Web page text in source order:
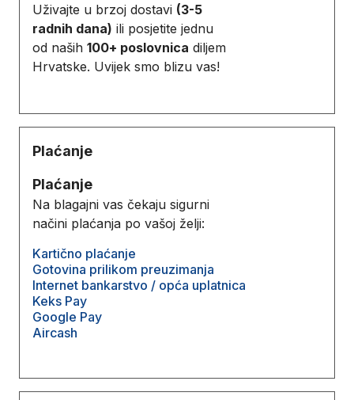
Uživajte u brzoj dostavi (3-5
radnih dana) ili posjetite jednu
od naših 100+ poslovnica diljem
Hrvatske. Uvijek smo blizu vas!
Plaćanje
Plaćanje
Na blagajni vas čekaju sigurni
načini plaćanja po vašoj želji:
Kartično plaćanje
Gotovina prilikom preuzimanja
Internet bankarstvo / opća uplatnica
Keks Pay
Google Pay
Aircash